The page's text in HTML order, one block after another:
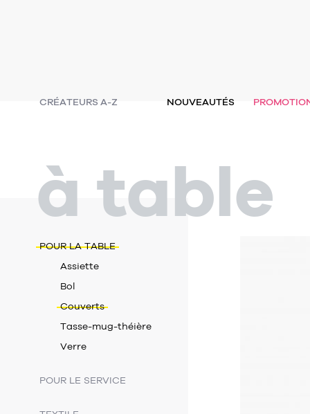
CRÉATEURS A-Z NOUVEAUTÉS
à table
POUR LA TABLE
Assiette
Bol
Couverts
Tasse-mug-théière
Verre
POUR LE SERVICE